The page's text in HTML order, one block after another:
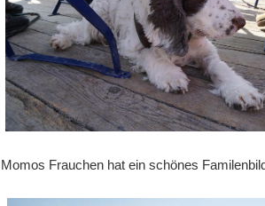
Momos Frauchen hat ein schönes